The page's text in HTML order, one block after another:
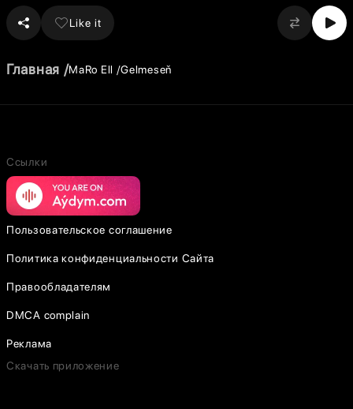
Like it
Главная MaRo Ell Gelmeseň
Ссылки
Пользовательское соглашение
Политика конфиденциальности Сайта
Правообладателям
DMCA complain
Реклама
Скачать приложение